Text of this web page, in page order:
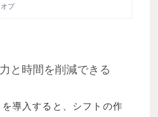
フト管理が上手くいくように、どう
ットや選び方について解説していきま
プ
と時間を削減できる
導入すると、シフトの作